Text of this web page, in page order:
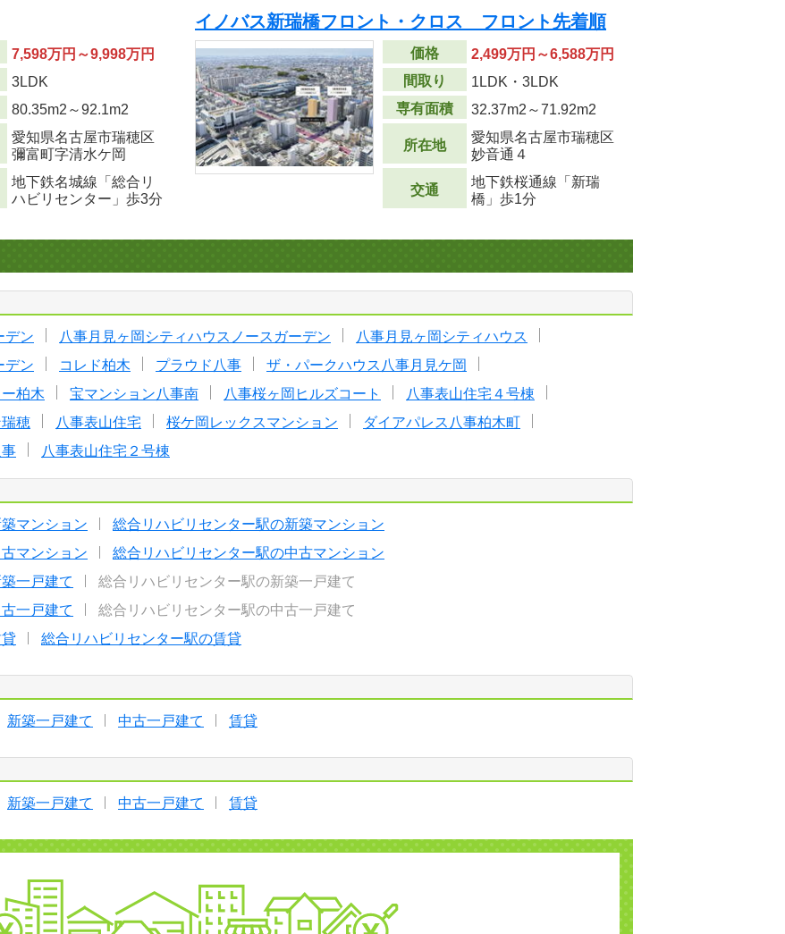
7,598万円～9,998万円
3LDK
80.35m2 ～92.1m2
愛知県名古屋市瑞穂区
彌富町字清水ケ岡
地下鉄名城線「総合リ
ハビリセンター」歩3分
イノバス新瑞橋フロント・クロス フロント先着順
価格
2,499万円～6,588万円
間取り
1LDK・3LDK
専有面積
32.37m2 ～71.92m2
所在地
愛知県名古屋市瑞穂区
妙音通４
交通
地下鉄桜通線「新瑞
橋」歩1分
デン 八事月見ヶ岡シティハウスノースガーデン
八事月見ヶ岡シティハウス
デン
コレド柏木 プラウド八事
ザ・パークハウス八事月見ケ岡
柏木 宝マンション八事南 八事桜ヶ岡ヒルズコート
八事表山住宅４号棟
穂 八事表山住宅 桜ケ岡レックスマンション
ダイアパレス八事柏木町
八事表山住宅２号棟
マンション
総合リハビリセンター駅の新築マンション
マンション
総合リハビリセンター駅の中古マンション
一戸建て
総合リハビリセンター駅の新築一戸建て
一戸建て
総合リハビリセンター駅の中古一戸建て
総合リハビリセンター駅の賃貸
新築一戸建て 中古一戸建て 賃貸
新築一戸建て 中古一戸建て 賃貸